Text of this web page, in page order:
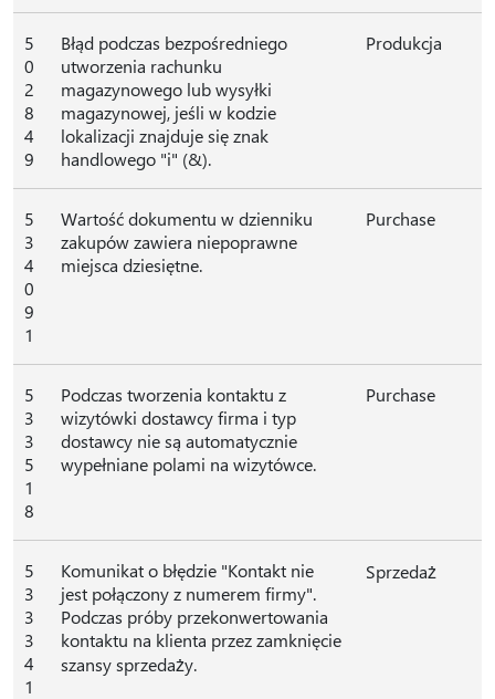
5
0
2
8
4
9
Błąd podczas bezpośredniego
utworzenia rachunku
magazynowego lub wysyłki
magazynowej, jeśli w kodzie
lokalizacji znajduje się znak
handlowego "i" (&).
Produkcja
5
3
4
0
9
1
Wartość dokumentu w dzienniku
zakupów zawiera niepoprawne
miejsca dziesiętne.
Purchase
5
3
3
5
1
8
Podczas tworzenia kontaktu z
wizytówki dostawcy firma i typ
dostawcy nie są automatycznie
wypełniane polami na wizytówce.
Purchase
5
3
3
3
4
1
Komunikat o błędzie "Kontakt nie
jest połączony z numerem firmy".
Podczas próby przekonwertowania
kontaktu na klienta przez zamknięcie
szansy sprzedaży.
Sprzedaż